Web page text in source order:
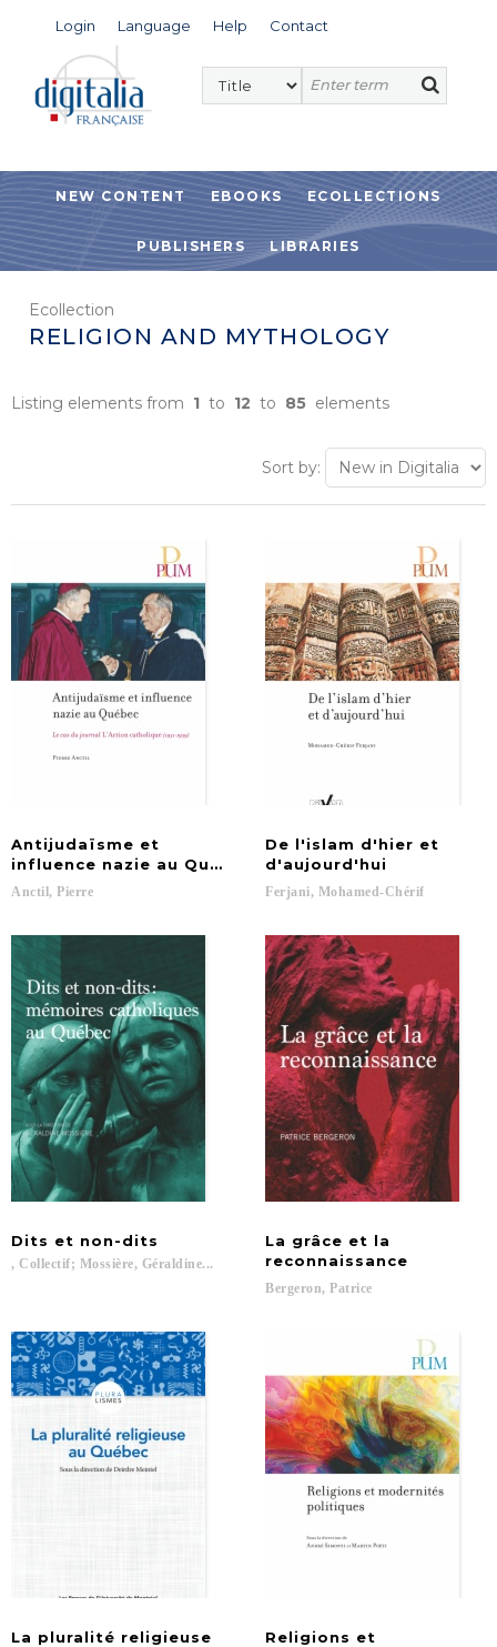
Login Language Help Contact
NEW CONTENT EBOOKS ECOLLECTIONS
PUBLISHERS LIBRARIES
Ecollection
RELIGION AND MYTHOLOGY
Listing elements from 1 to 12 to 85 elements
Sort by:
Antijudaïsme et
influence nazie au Québec
Anctil, Pierre
De l'islam d'hier et
d'aujourd'hui
Ferjani, Mohamed-Chérif
Dits et non-dits
, Collectif; Mossière, Géraldine...
La grâce et la
reconnaissance
Bergeron, Patrice
La pluralité religieuse
Religions et